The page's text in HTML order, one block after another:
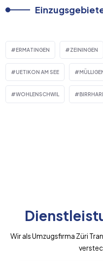
ERMATINGEN ZEININGEN
UETIKON AM SEE
WOHLENSCHWIL
Wir als Umzugsfirma Züri